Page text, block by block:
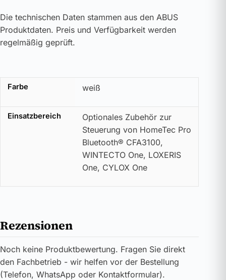
Die technischen Daten stammen aus den ABUS
Produktdaten. Preis und Verfügbarkeit werden
regelmäßig geprüft.
Farbe weiß
Einsatzbereich
Optionales Zubehör zur
Steuerung von HomeTec Pro
Bluetooth® CFA3100,
WINTECTO One, LOXERIS
One, CYLOX One
Rezensionen
Noch keine Produktbewertung. Fragen Sie direkt
den Fachbetrieb - wir helfen vor der Bestellung
(Telefon, WhatsApp oder Kontaktformular).